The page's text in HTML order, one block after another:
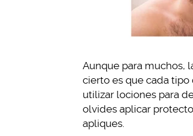
Aunque para muchos,
cierto es que cada
utilizar lociones para
olvides aplicar
apliques.